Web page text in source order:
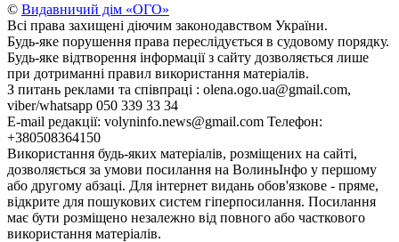
© Видавничий дім «ОГО»
Всі права захищені діючим законодавством України.
Будь-яке порушення права переслідується в судовому порядку.
Будь-яке відтворення інформації з сайту дозволяється лише
при дотриманні правил використання матеріалів.
З питань реклами та співпраці : olena.ogo.ua@gmail.com,
viber/whatsapp 050 339 33 34
E-mail редакції: volyninfo.news@gmail.com Телефон:
+380508364150
Використання будь-яких матеріалів, розміщених на сайті,
дозволяється за умови посилання на ВолиньІнфо у першому
або другому абзаці. Для інтернет видань обов'язкове - пряме,
відкрите для пошукових систем гіперпосилання. Посилання
має бути розміщено незалежно від повного або часткового
використання матеріалів.